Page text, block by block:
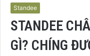
Standee
STANDEE
GÌ? CHÍNG